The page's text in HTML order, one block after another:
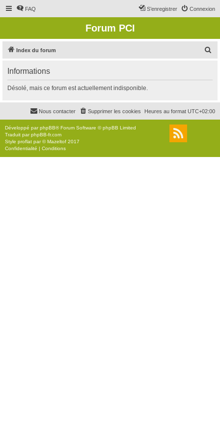
FAQ Connexion
S’enregistrer
Forum PCI
Index du forum
r
c
r
Informations
Désolé, mais ce forum est actuellement indisponible.
Heures au format UTC+02:00
Supprimer les cookies
Nous contacter
Développé parphpBB® Forum Software © phpBB Limited
Traduit parphpBB-fr.com
Style proflat par ©Mazeltof 2017
Confidentialité | Conditions